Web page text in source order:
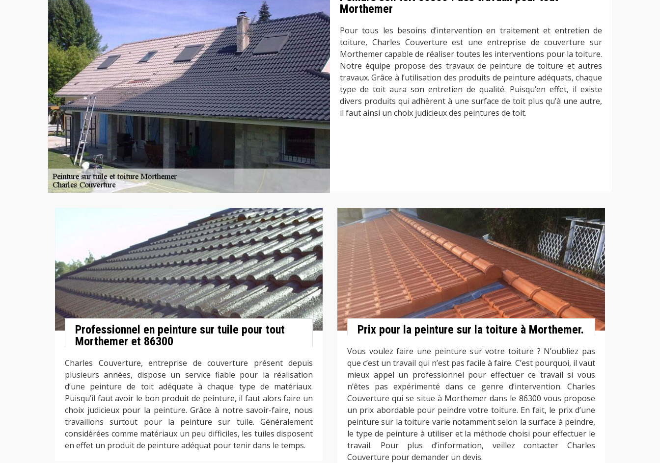
Morthemer
Pour tous les besoins d’intervention en traitement et entretien de
toiture, Charles Couverture est une entreprise de couverture sur
Morthemer capable de réaliser toutes les interventions pour la toiture.
Notre équipe propose des travaux de peinture de toiture et autres
travaux. Grâce à l’utilisation des produits de peinture adéquats, chaque
type de toit aura son entretien de qualité. Puisqu’en effet, il existe
divers produits qui adhèrent à une surface de toit plus qu’à une autre,
il faut ainsi un choix judicieux des peintures de toit.
Professionnel en peinture sur tuile pour tout
Morthemer et 86300
Charles Couverture, entreprise de couverture présent depuis
plusieurs années, dispose un service fiable pour la réalisation
d’une peinture de toit adéquate à chaque type de matériaux.
Puisqu’il faut avoir le bon produit de peinture, il faut alors faire un
choix judicieux pour la peinture. Grâce à notre savoir-faire, nous
travaillons surtout pour la peinture sur tuile. Généralement
considérées comme matériaux un peu difficiles, les tuiles disposent
en effet un produit de peinture adéquat pour tenir dans le temps.
Prix pour la peinture sur la toiture à Morthemer.
Vous voulez faire une peinture sur votre toiture ? N’oubliez pas
que c’est un travail qui n’est pas facile à faire. C’est pourquoi, il vaut
mieux appel un professionnel pour effectuer ce travail si vous
n’êtes pas expérimenté dans ce genre d’intervention. Charles
Couverture qui se situe à Morthemer dans le 86300 vous propose
un prix abordable pour peindre votre toiture. En fait, le prix d’une
peinture sur la toiture varie notamment selon la surface à peindre,
le type de peinture à utiliser et la méthode choisi pour effectuer le
travail. Pour plus d’information, veillez contacter Charles
Couverture pour demander un devis.